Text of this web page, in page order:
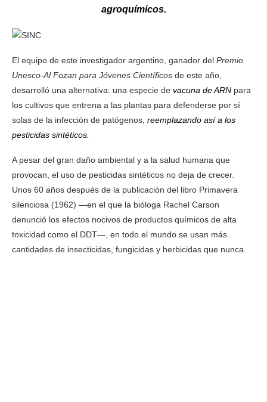
agroquímicos.
El equipo de este investigador argentino, ganador del Premio
Unesco-Al Fozan para Jóvenes Científicos de este año,
desarrolló una alternativa: una especie de vacuna de ARN para
los cultivos que entrena a las plantas para defenderse por sí
solas de la infección de patógenos, reemplazando así a los
pesticidas sintéticos.
A pesar del gran daño ambiental y a la salud humana que
provocan, el uso de pesticidas sintéticos no deja de crecer.
Unos 60 años después de la publicación del libro Primavera
silenciosa (1962) —en el que la bióloga Rachel Carson
denunció los efectos nocivos de productos químicos de alta
toxicidad como el DDT—, en todo el mundo se usan más
cantidades de insecticidas, fungicidas y herbicidas que nunca.